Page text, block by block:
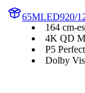
65MLED920/
164 cm-
4K QD
P5
Dolby